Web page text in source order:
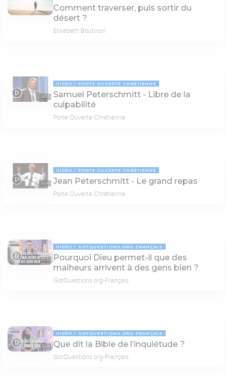
Comment traverser, puis sortir du
désert ?
Elisabeth Boutinon
62:01
VIDÉO PORTE OUVERTE CHRÉTIENNE
Samuel Peterschmitt - Libre de la
culpabilité
Porte Ouverte Chrétienne
50:40
VIDÉO PORTE OUVERTE CHRÉTIENNE
Jean Peterschmitt - Le grand repas
Porte Ouverte Chrétienne
03:33
VIDÉO GOTQUESTIONS.ORG-FRANÇAIS
Pourquoi Dieu permet-il que des
malheurs arrivent à des gens bien ?
GotQuestions.org-Français
02:19
VIDÉO GOTQUESTIONS.ORG-FRANÇAIS
Que dit la Bible de l’inquiétude ?
GotQuestions.org-Français